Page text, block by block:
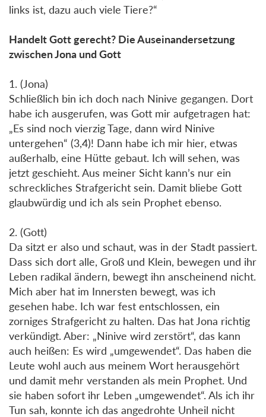
links ist, dazu auch viele Tiere?“
Handelt Gott gerecht? Die Auseinandersetzung
zwischen Jona und Gott
1. (Jona)
Schließlich bin ich doch nach Ninive gegangen. Dort
habe ich ausgerufen, was Gott mir aufgetragen hat:
„Es sind noch vierzig Tage, dann wird Ninive
untergehen“ (3,4)! Dann habe ich mir hier, etwas
außerhalb, eine Hütte gebaut. Ich will sehen, was
jetzt geschieht. Aus meiner Sicht kann’s nur ein
schreckliches Strafgericht sein. Damit bliebe Gott
glaubwürdig und ich als sein Prophet ebenso.
2. (Gott)
Da sitzt er also und schaut, was in der Stadt passiert.
Dass sich dort alle, Groß und Klein, bewegen und ihr
Leben radikal ändern, bewegt ihn anscheinend nicht.
Mich aber hat im Innersten bewegt, was ich
gesehen habe. Ich war fest entschlossen, ein
zorniges Strafgericht zu halten. Das hat Jona richtig
verkündigt. Aber: „Ninive wird zerstört“, das kann
auch heißen: Es wird „umgewendet“. Das haben die
Leute wohl auch aus meinem Wort herausgehört
und damit mehr verstanden als mein Prophet. Und
sie haben sofort ihr Leben „umgewendet“. Als ich ihr
Tun sah, konnte ich das angedrohte Unheil nicht